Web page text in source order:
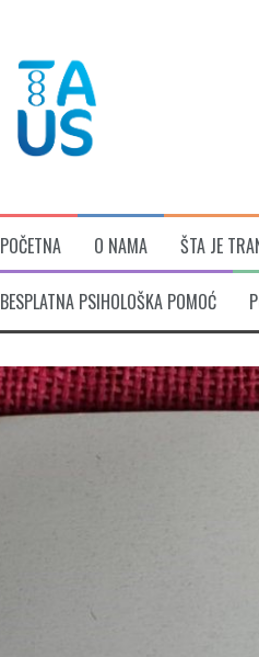
POČETNA O NAMA ŠTA JE
BESPLATNA PSIHOLOŠKA POMOĆ